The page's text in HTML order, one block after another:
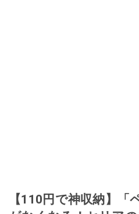
【110円で神収納】「